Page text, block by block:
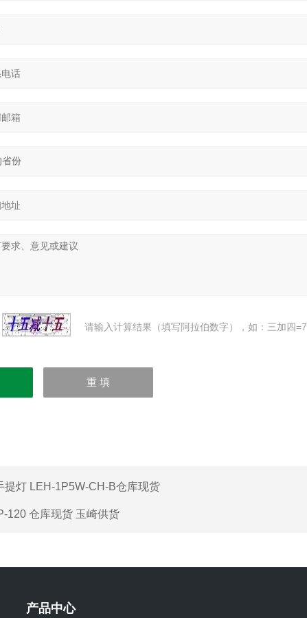
请输入计算结果（填写阿拉伯数字），如：三加四=7
提灯 LEH-1P5W-CH-B仓库现货
120 仓库现货 玉崎供货
产品中心